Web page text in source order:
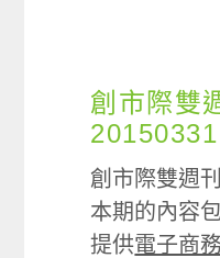
創市際雙
20150331
創市際雙週
本期的內容
提供電子商